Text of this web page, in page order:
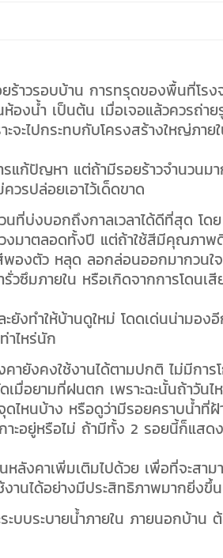
ร้าวรอบบ้าน การทรุดของพื้นที่โรง
งน้ำ เป็นต้น เมื่อเจอแล้วควรถ่าย
จะไปกระทบกับโครงสร้างใหญ่ภาย
รแก้ปัญหา แต่ถ้ามีรอยร้าวจำนวนม
วรปล่อยเอาไว้เด็ดขาด
ที่บ่งบอกถึงกาลเวลาได้ดีที่สุด โดย
วงมาตลอดทั้งปี แต่ถ้าใช้สีมีคุณภาพ
องตัว หลุด ลอกล่อนออกมากวนใ
ซึมภายใน หรือเกิดจากการโดนเ
ยังทำให้บ้านดูใหม่ โดดเด่นน่ามอง
ไหร่นัก
ายังคงใช้งานได้ตามปกติ ไม่มีการ
มื่อยามที่ฝนตก เพราะฉะนั้นถ้าวันไ
ไหนบ้าง หรือดูว่ามีรอยคราบน้ำที่ฝ้
าะอยู่หรือไม่ ถ้ามีทั้ง 2 รอยนี้ก็แสด
ลังคาเพิ่มเติมไปด้วย เพื่อที่จะสาม
งานได้อย่างมีประสิทธิภาพมากยิ่งขึ้น
ะบบระบายน้ำภายใน ภายนอกบ้าน